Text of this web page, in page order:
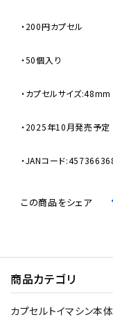
・200円カプセル
・50個入り
・カプセルサイズ:48mm
・2025年10月発売予定
・JANコード
この商品をシェア
商品カテゴリ
カプセルトイマシン本体